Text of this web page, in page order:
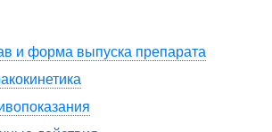
и форма выпуска препарата